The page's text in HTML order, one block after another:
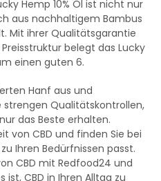
Hemp 10% Öl ist nicht nur
aus nachhaltigem Bambus
Mit ihrer Qualitätsgarantie
belegt das Lucky
einen guten 6.
Hanf aus und
Qualitätskontrollen,
das Beste erhalten.
von CBD und finden Sie bei
Ihren Bedürfnissen passt.
CBD mit Redfood24 und
CBD in Ihren Alltag zu